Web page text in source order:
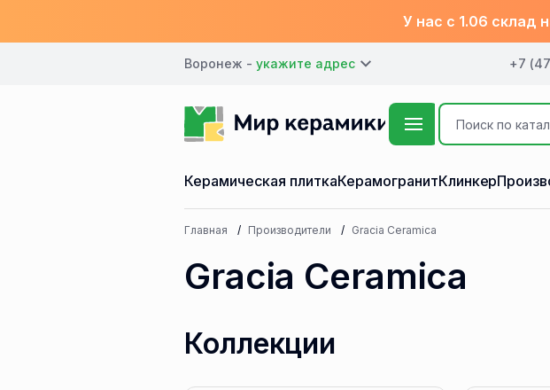
У нас с 1.06 склад
Воронеж - +7
Керамическая плиткаКерамогранитКлинкер
Главная Производители Gracia Ceramica
Gracia Ceramica
Коллекции